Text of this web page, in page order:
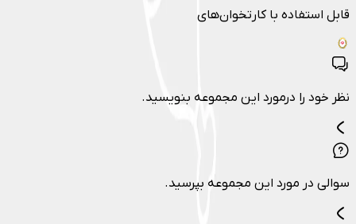
قابل استفاده با کارتخوان‌های
نظر خود را درمورد این مجموعه بنویسید.
سوالی در مورد این مجموعه بپرسید.